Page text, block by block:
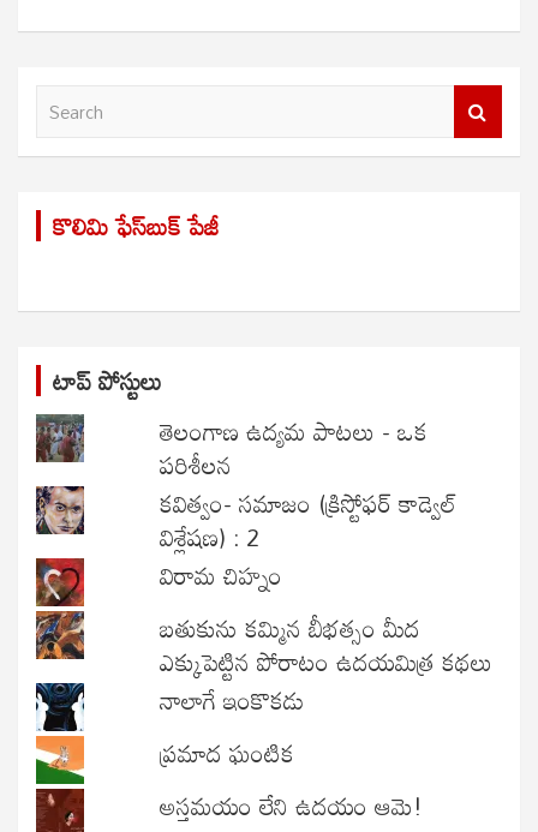
a
r
c కొలిమి ఫేస్‌బుక్ పేజీ
టాప్ పోస్టులు
తెలంగాణ ఉద్యమ పాటలు - ఒక
పరిశీలన
కవిత్వం- సమాజం (క్రిస్టోఫర్ కాడ్వెల్
విశ్లేషణ) : 2
విరామ చిహ్నం
బతుకును కమ్మిన బీభత్సం మీద
ఎక్కుపెట్టిన పోరాటం ఉదయమిత్ర కథలు
నాలాగే ఇంకొకడు
ప్రమాద ఘంటిక
అస్తమయం లేని ఉదయం ఆమె!